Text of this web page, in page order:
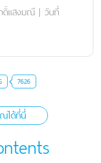
แสงมณี | วันที่
7626
ได้ที่นี่